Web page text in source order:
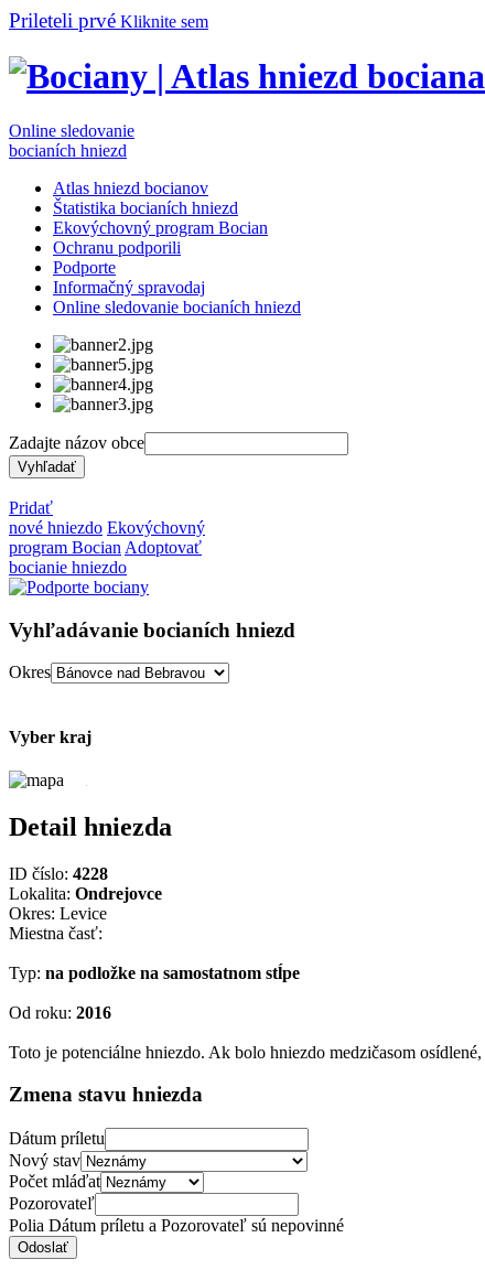
Prileteli prvé Kliknite sem
Online sledovanie
bocianích hniezd
Atlas hniezd bocianov
Štatistika bocianích hniezd
Ekovýchovný program Bocian
Ochranu podporili
Podporte
Informačný spravodaj
Online sledovanie bocianích hniezd
Zadajte názov obce
Pridať
nové hniezdo Ekovýchovný
program Bocian Adoptovať
bocianie hniezdo
Vyhľadávanie bocianích hniezd
Okres
Vyber kraj
Detail hniezda
ID číslo: 4228
Lokalita: Ondrejovce
Okres: Levice
Miestna časť:
Typ: na podložke na samostatnom stĺpe
Od roku: 2016
Toto je potenciálne hniezdo. Ak bolo hniezdo medzičasom osídlené,
Zmena stavu hniezda
Dátum príletu
Nový stav
Počet mláďat
Pozorovateľ
Polia Dátum príletu a Pozorovateľ sú nepovinné